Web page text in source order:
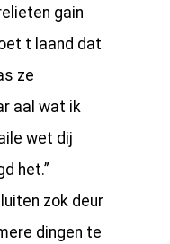
gain
t laand dat
ze
aal wat ik
wet dij
het.”
zok deur
dingen te